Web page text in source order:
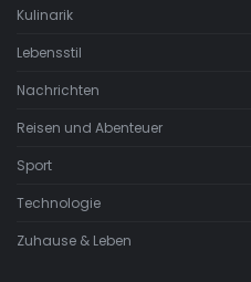
Kulinarik
Lebensstil
Nachrichten
Reisen und Abenteuer
Sport
Technologie
Zuhause & Leben